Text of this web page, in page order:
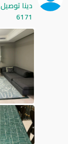
6171